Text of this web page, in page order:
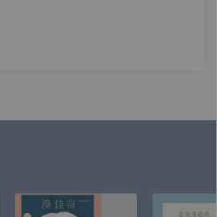
年）
學客座教授。